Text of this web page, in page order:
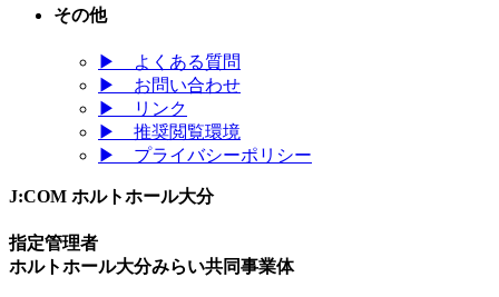
その他
▶
よくある質問
▶ お問い合わせ
▶
リンク
▶ 推奨閲覧環境
▶ プライバシーポリシー
J:COM ホルトホール大分
指定管理者
ホルトホール大分みらい共同事業体